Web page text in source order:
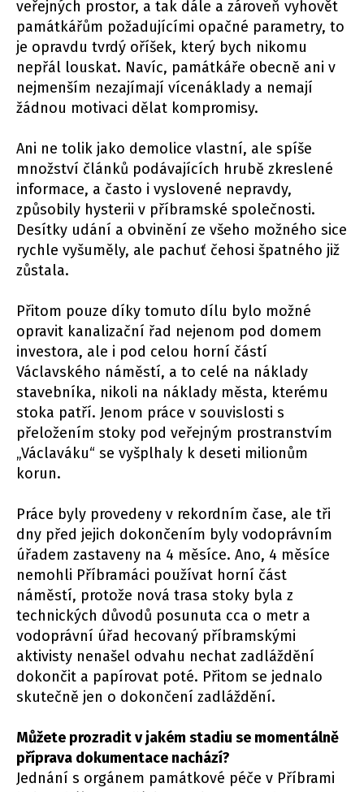
veřejných prostor, a tak dále a zároveň vyhovět
památkářům požadujícími opačné parametry, to
je opravdu tvrdý oříšek, který bych nikomu
nepřál louskat. Navíc, památkáře obecně ani v
nejmenším nezajímají vícenáklady a nemají
žádnou motivaci dělat kompromisy.
Ani ne tolik jako demolice vlastní, ale spíše
množství článků podávajících hrubě zkreslené
informace, a často i vyslovené nepravdy,
způsobily hysterii v příbramské společnosti.
Desítky udání a obvinění ze všeho možného sice
rychle vyšuměly, ale pachuť čehosi špatného již
zůstala.
Přitom pouze díky tomuto dílu bylo možné
opravit kanalizační řad nejenom pod domem
investora, ale i pod celou horní částí
Václavského náměstí, a to celé na náklady
stavebníka, nikoli na náklady města, kterému
stoka patří. Jenom práce v souvislosti s
přeložením stoky pod veřejným prostranstvím
„Václaváku“ se vyšplhaly k deseti milionům
korun.
Práce byly provedeny v rekordním čase, ale tři
dny před jejich dokončením byly vodoprávním
úřadem zastaveny na 4 měsíce. Ano, 4 měsíce
nemohli Příbramáci používat horní část
náměstí, protože nová trasa stoky byla z
technických důvodů posunuta cca o metr a
vodoprávní úřad hecovaný příbramskými
aktivisty nenašel odvahu nechat zadláždění
dokončit a papírovat poté. Přitom se jednalo
skutečně jen o dokončení zadláždění.
Můžete prozradit v jakém stadiu se momentálně
příprava dokumentace nachází?
Jednání s orgánem památkové péče v Příbrami